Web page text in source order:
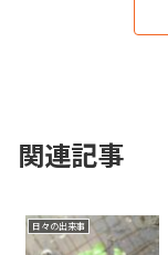
関連記事
日々の出来事